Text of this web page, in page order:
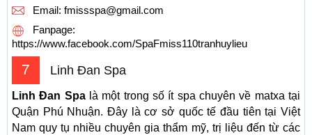
Email: fmissspa@gmail.com
Fanpage:
https://www.facebook.com/SpaFmiss110tranhuylieu
7 Linh Đan Spa
Linh Đan Spalà một trong số ít spa chuyên về matxa tại
Quận Phú Nhuận. Đây là cơ sở quốc tế đầu tiên tại Việt
Nam quy tụ nhiều chuyên gia thẩm mỹ, trị liệu đến từ các